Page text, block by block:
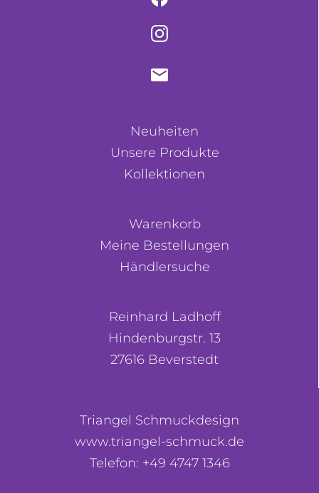
Neuheiten
Unsere Produkte
Kollektionen
Warenkorb
Meine Bestellungen
Händlersuche
Reinhard Ladhoff
Hindenburgstr. 13
27616 Beverstedt
Triangel Schmuckdesign
www.triangel-schmuck.de
Telefon: +49 4747 1346